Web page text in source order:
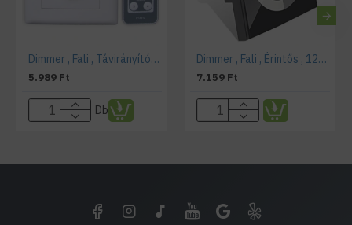
Dimmer , Fali , Távirányítós , 12V (8A/96W)
5.989 Ft
Db
Dimmer , Fali , Érintős , 12V (8A/96W) fekete
7.159 Ft